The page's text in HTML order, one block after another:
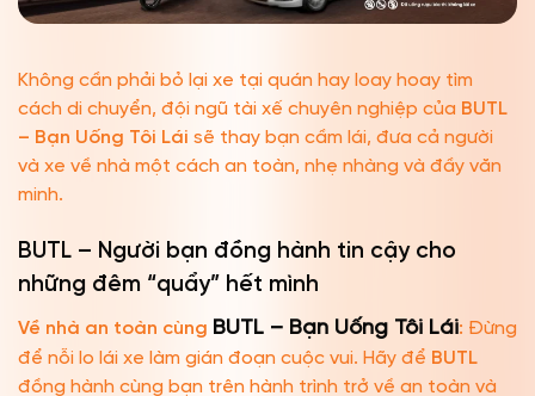
Không cần phải bỏ lại xe tại quán hay loay hoay tìm
cách di chuyển, đội ngũ tài xế chuyên nghiệp của BUTL
– Bạn Uống Tôi Lái sẽ thay bạn cầm lái, đưa cả người
và xe về nhà một cách an toàn, nhẹ nhàng và đầy văn
minh.
BUTL – Người bạn đồng hành tin cậy cho
những đêm “quẩy” hết mình
Về nhà an toàn cùng BUTL – Bạn Uống Tôi Lái: Đừng
để nỗi lo lái xe làm gián đoạn cuộc vui. Hãy để BUTL
đồng hành cùng bạn trên hành trình trở về an toàn và